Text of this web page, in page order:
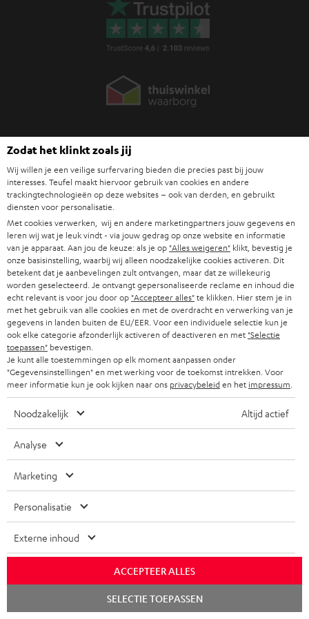
Teufel blog
Audiotechnologieën, hifi-trends, tips & tricks
Teufel Support
Veelgestelde vragen
Contact
Retourneren
Traceer bestelling
Storefinder
Beleef onze producten van dichtbij en kom naar de store
voor advies op maat.
TOT
€ 45
KORTING
A
a
n
m
Kies je korting!
Meld je aan voor de nieuwsbrief en ontvang een
welkomstkado tot € 45
WIDGET
Zodat het klinkt zoals jij
Wij willen je een veilige surfervaring bieden die precies past bij jouw
interesses. Teufel maakt hiervoor gebruik van cookies en andere
trackingtechnologieën op deze websites – ook van derden, en gebruikt
diensten voor personalisatie.
Met cookies verwerken, wij en andere marketingpartners jouw gegevens en
leren wij wat je leuk vindt - via jouw gedrag op onze website en informatie
van je apparaat. Aan jou de keuze: als je op "Alles weigeren" klikt, bevestig je
onze basisinstelling, waarbij wij alleen noodzakelijke cookies activeren. Dit
betekent dat je aanbevelingen zult ontvangen, maar dat ze willekeurig
worden geselecteerd. Je ontvangt gepersonaliseerde reclame en inhoud die
echt relevant is voor jou door op "Accepteer alles"te klikken. Hier stem je in
met het gebruik van alle cookies en met de overdracht en verwerking van je
gegevens in landen buiten de EU/EER. Voor een individuele selectie kun je
ook elke categorie afzonderlijk activeren of deactiveren en met "Selectie
toepassen" bevestigen.
Je kunt alle toestemmingen op elk moment aanpassen onder
"Gegevensinstellingen" en met werking voor de toekomst intrekken. Voor
meer informatie kun je ook kijken naar ons privacybeleiden het impressum
Noodzakelijk Altijd actief
Analyse
Marketing
Personalisatie
Externe inhoud
ACCEPTEER ALLES
SELECTIE TOEPASSEN